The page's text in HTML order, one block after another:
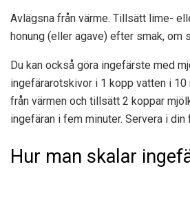
Avlägsna från värme. Tillsätt lime-
honung (eller agave) efter smak, om
Du kan också göra ingefärste med
ingefärarotskivor i 1 kopp vatten i 10
från värmen och tillsätt 2 koppar
ingefäran i fem minuter. Servera i din
Hur man skalar